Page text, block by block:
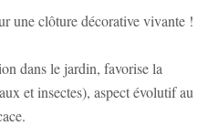
une clôture décorative vivante !
dans le jardin, favorise la
et insectes), aspect évolutif au